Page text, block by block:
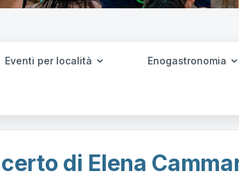
Eventi per località Enogastronomia
di Elena